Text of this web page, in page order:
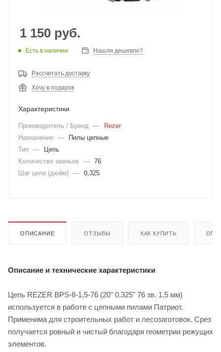
1 150 руб.
Есть в наличии Нашли дешевле?
Рассчитать доставку
Хочу в подарок
Характеристики
Производитель / Бренд —
Rezer
Назначение —
Пилы цепные
Тип
—
Цепь
Количество звеньев
— 76
Шаг цепи (дюйм) — 0,325
ОПИСАНИЕ ОТЗЫВЫ КАК КУПИТЬ
Описание и технические характеристики
Цепь REZER BPS-8-1,5-76 (20" 0.325" 76 зв. 1,5 мм)
используется в работе с цепными пилами Патриот.
Применима для строительных работ и лесозаготовок. Срез
получается ровный и чистый благодаря геометрии режущих
элементов.